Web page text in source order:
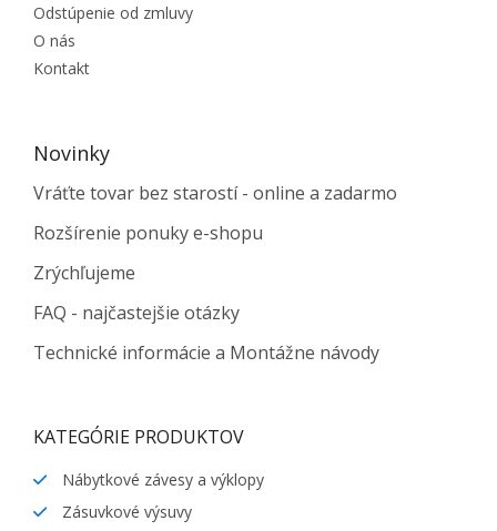
Odstúpenie od zmluvy
O nás
Kontakt
Novinky
Vráťte tovar bez starostí - online a zadarmo
Rozšírenie ponuky e-shopu
Zrýchľujeme
FAQ - najčastejšie otázky
Technické informácie a Montážne návody
KATEGÓRIE PRODUKTOV
Nábytkové závesy a výklopy
Zásuvkové výsuvy